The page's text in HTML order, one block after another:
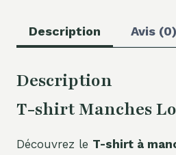
Description Avis (0)
Description
T-shirt Manches
Découvrez le T-shirt à